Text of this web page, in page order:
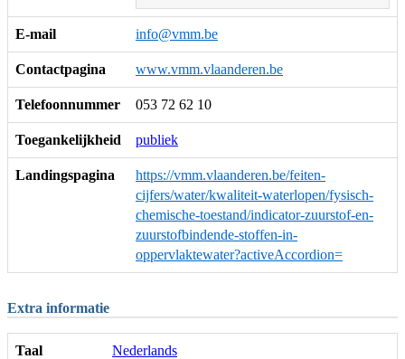
E-mail info@vmm.be
Contactpagina www.vmm.vlaanderen.be
Telefoonnummer 053 72 62 10
Toegankelijkheid publiek
Landingspagina
https://vmm.vlaanderen.be/feiten-
cijfers/water/kwaliteit-waterlopen/fysisch-
chemische-toestand/indicator-zuurstof-en-
zuurstofbindende-stoffen-in-
oppervlaktewater?activeAccordion=
Extra informatie
Taal Nederlands